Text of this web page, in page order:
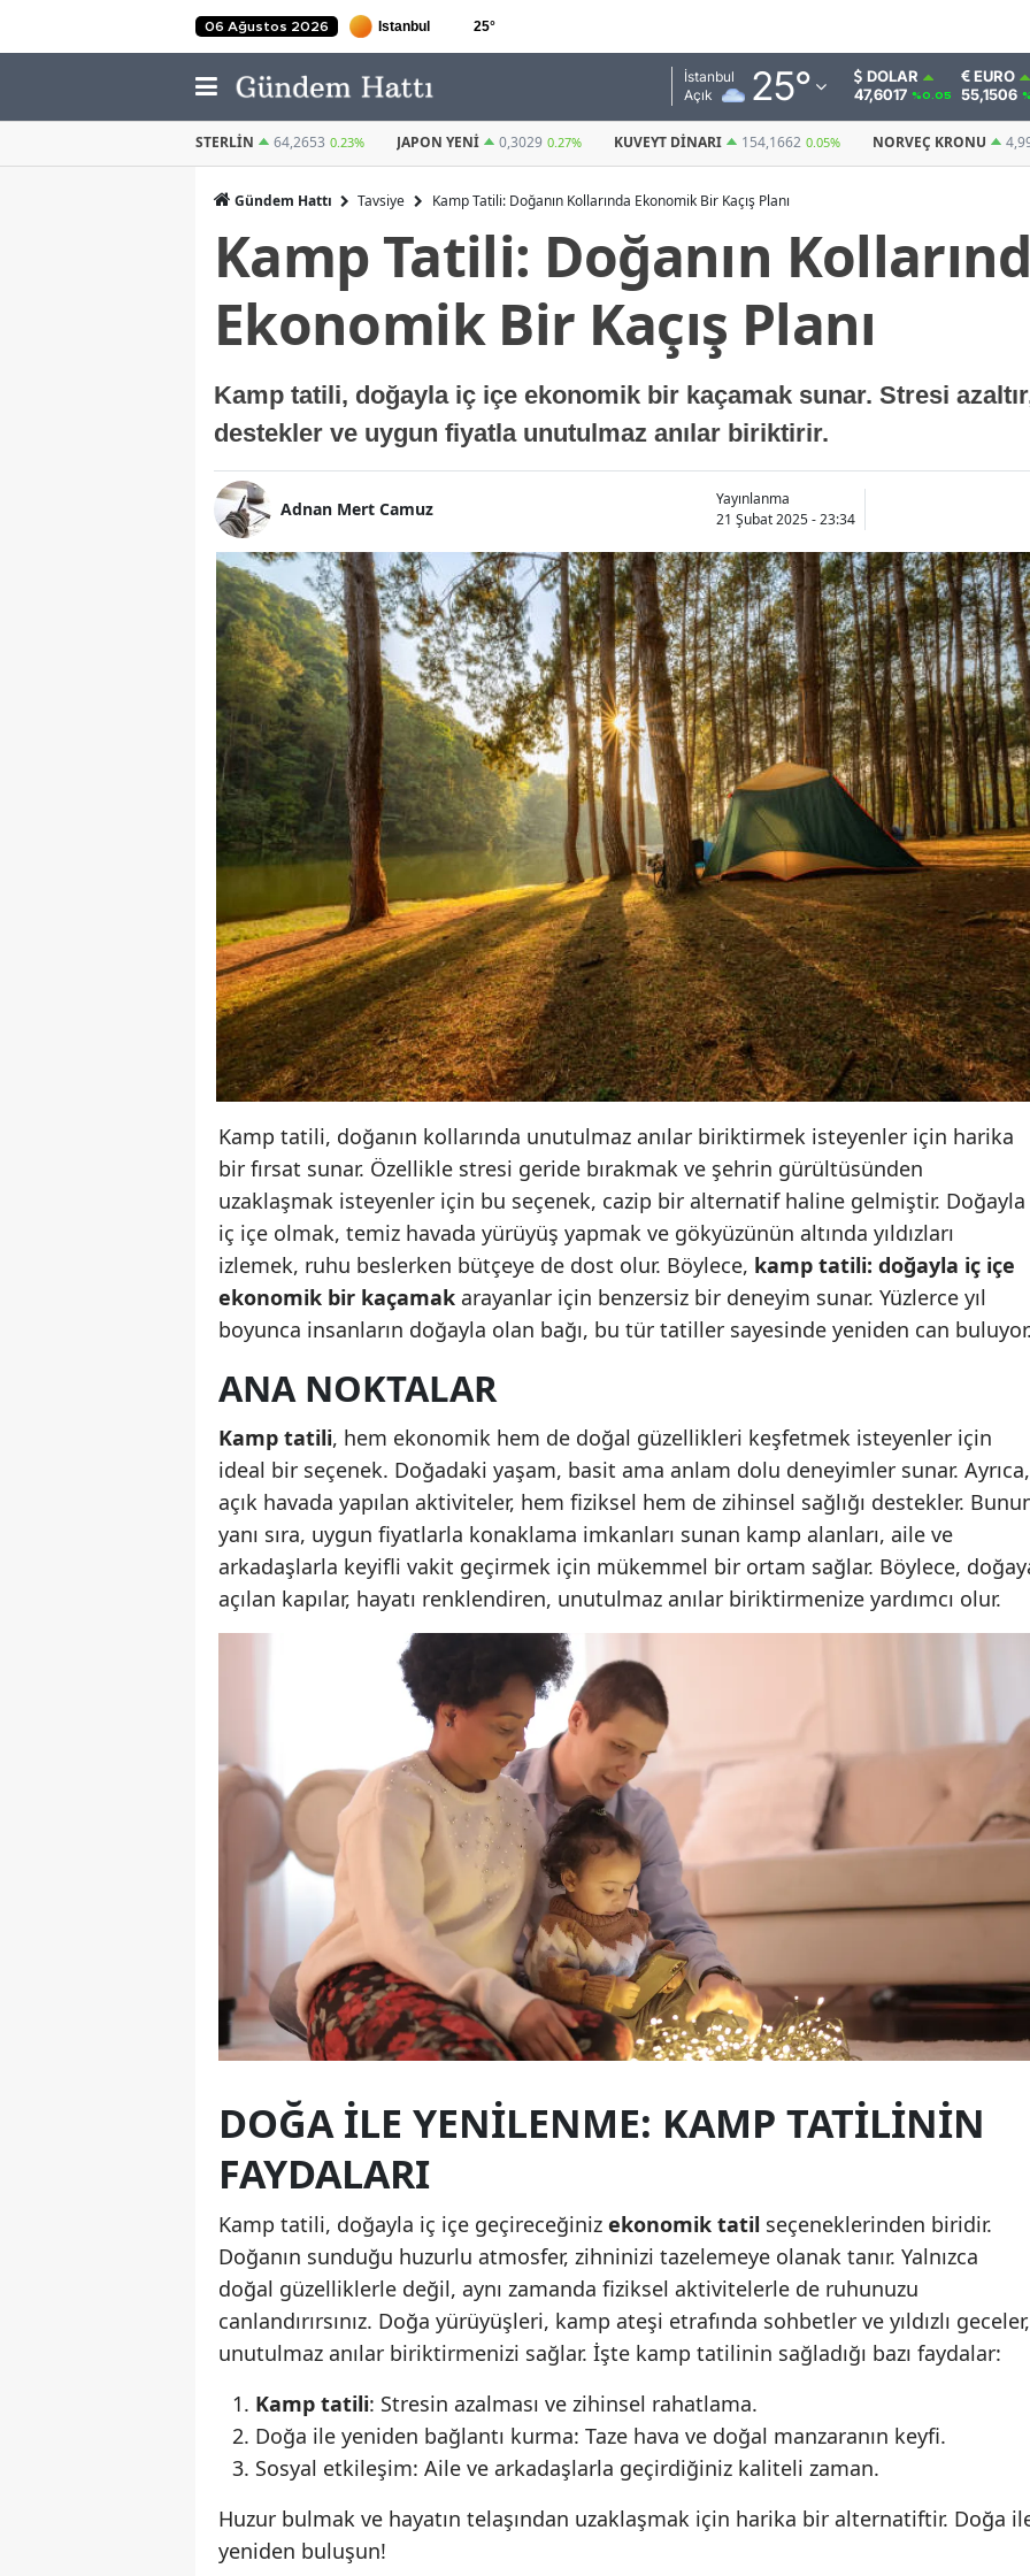
06 Ağustos 2026 25°
İstanbul
Açık
25°
Adana
Adıyaman
Afyonkarahisar
Ağrı
Amasya
Ankara
Antalya
Artvin
Aydın
Balıkesir
Bingöl
Bitlis
Bolu
Burdur
Bursa
Çanakkale
Çankırı
Çorum
Denizli
Diyarbakır
Edirne
Elazığ
Erzurum
Eskişehir
Gaziantep
Giresun
Hakkari
Hatay
Isparta
Mersin
Kastamonu
Kırklareli
Kırşehir
Kocaeli
Konya
Kütahya
Manisa
Mardin
Muğla
Muş
Niğde
Ordu
Rize
DOLAR
47,6017 %0.05
EURO
55,1506
JAPON YENI 0,3029 0.27% KUVEYT DINARI 154,1662 0.05% NORVEÇ KRONU 4,9981 0.07% BITCOIN(USDT)
Gündem Hattı Tavsiye Kamp Tatili: Doğanın Kollarında Ekonomik Bir Kaçış Planı
Kamp Tatili: Doğanın
Ekonomik Bir Kaçış Planı
Kamp tatili, doğayla iç içe ekonomik bir kaçamak sunar. Stresi
destekler ve uygun fiyatla unutulmaz anılar biriktirir.
Adnan Mert Camuz
Yayınlanma
21 Şubat 2025 - 23:34
Kamp tatili, doğanın kollarında unutulmaz anılar biriktirmek isteyenler için harika
bir fırsat sunar. Özellikle stresi geride bırakmak ve şehrin gürültüsünden
uzaklaşmak isteyenler için bu seçenek, cazip bir alternatif haline gelmiştir. Doğayla
iç içe olmak, temiz havada yürüyüş yapmak ve gökyüzünün altında yıldızları
izlemek, ruhu beslerken bütçeye de dost olur. Böylece, kamp tatili: doğayla iç içe
ekonomik bir kaçamak arayanlar için benzersiz bir deneyim sunar. Yüzlerce yıl
boyunca insanların doğayla olan bağı, bu tür tatiller sayesinde yeniden can
ANA NOKTALAR
Kamp tatili, hem ekonomik hem de doğal güzellikleri keşfetmek isteyenler için
ideal bir seçenek. Doğadaki yaşam, basit ama anlam dolu deneyimler sunar. Ayrıca,
açık havada yapılan aktiviteler, hem fiziksel hem de zihinsel sağlığı destekler.
yanı sıra, uygun fiyatlarla konaklama imkanları sunan kamp alanları, aile ve
arkadaşlarla keyifli vakit geçirmek için mükemmel bir ortam sağlar. Böylece,
açılan kapılar, hayatı renklendiren, unutulmaz anılar biriktirmenize yardımcı olur.
DOĞA ILE YENILENME: KAMP TATILININ
FAYDALARI
Kamp tatili, doğayla iç içe geçireceğiniz ekonomik tatil seçeneklerinden biridir.
Doğanın sunduğu huzurlu atmosfer, zihninizi tazelemeye olanak tanır. Yalnızca
doğal güzelliklerle değil, aynı zamanda fiziksel aktivitelerle de ruhunuzu
canlandırırsınız. Doğa yürüyüşleri, kamp ateşi etrafında sohbetler ve yıldızlı geceler,
unutulmaz anılar biriktirmenizi sağlar. İşte kamp tatilinin sağladığı bazı faydalar:
Kamp tatili: Stresin azalması ve zihinsel rahatlama.
Doğa ile yeniden bağlantı kurma: Taze hava ve doğal manzaranın keyfi.
Sosyal etkileşim: Aile ve arkadaşlarla geçirdiğiniz kaliteli zaman.
Huzur bulmak ve hayatın telaşından uzaklaşmak için harika bir alternatiftir. Doğa
yeniden buluşun!